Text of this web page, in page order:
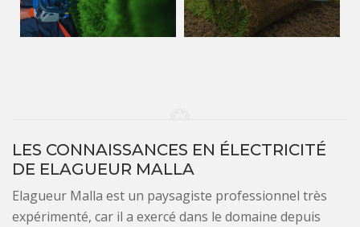
LES CONNAISSANCES EN ÉLECTRICITÉ
DE ELAGUEUR MALLA
Elagueur Malla est un paysagiste professionnel très
expérimenté, car il a exercé dans le domaine depuis